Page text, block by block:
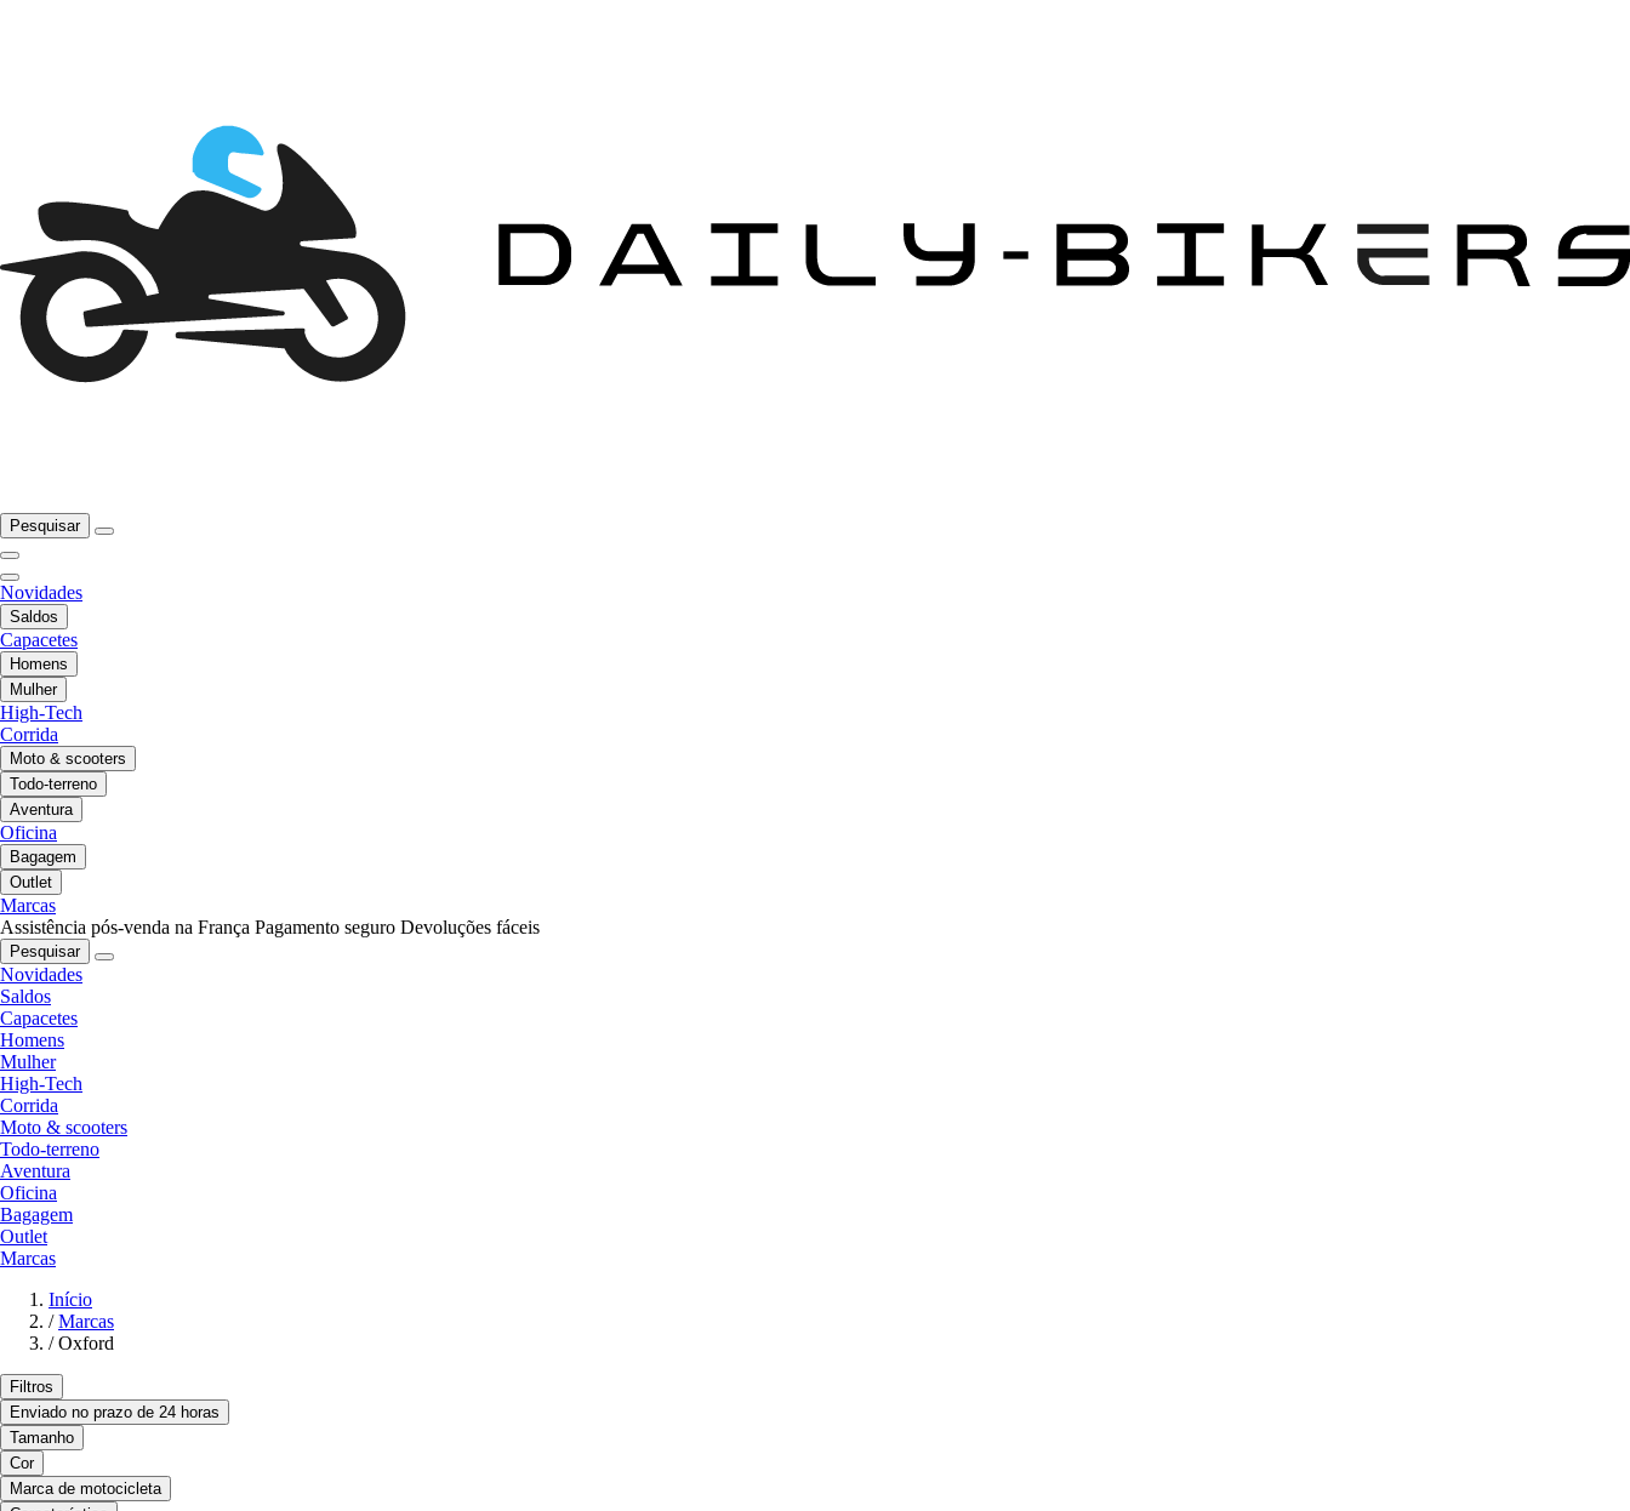
Pesquisar
Novidades
Saldos
Capacetes
Homens
Mulher
High-Tech
Corrida
Moto & scooters
Todo-terreno
Aventura
Oficina
Bagagem
Outlet
Marcas
Assistência pós-venda na França Pagamento seguro Devoluções fáceis
Pesquisar
Novidades
Saldos
Capacetes
Homens
Mulher
High-Tech
Corrida
Moto & scooters
Todo-terreno
Aventura
Oficina
Bagagem
Outlet
Marcas
Início
/ Marcas
/ Oxford
Filtros
Enviado no prazo de 24 horas
Tamanho
Cor
Marca de motocicleta